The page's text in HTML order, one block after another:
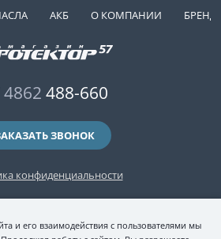
АКБ О КОМПАНИИ
конфиденциальности
4862 488-660
ЗВОНОК
"Протектор 57" — автомобильные шины
диски, шиномонтаж и хранение шин.
и его взаимодействия с пользователями мы